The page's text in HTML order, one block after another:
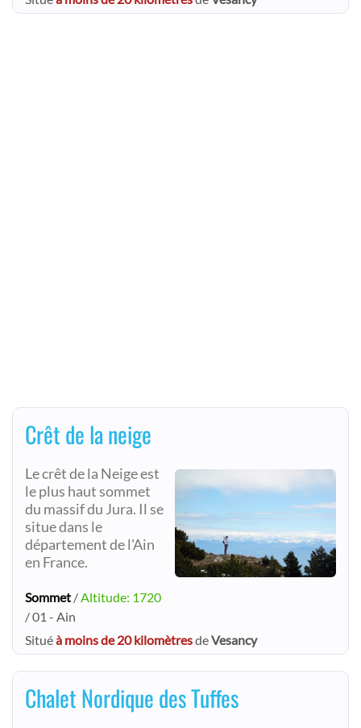
Crêt de la neige
Le crêt de la Neige est
le plus haut sommet
du massif du Jura. Il se
situe dans le
département de l'Ain
en France.
Sommet /Altitude: 1720
/ 01 - Ain
Situéà moins de 20 kilomètresdeVesancy
Chalet Nordique des Tuffes